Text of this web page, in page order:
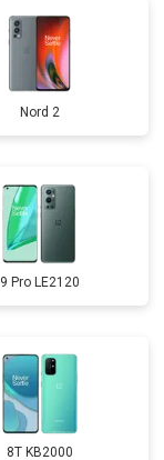
Nord 2
9 Pro LE2120
8T KB2000